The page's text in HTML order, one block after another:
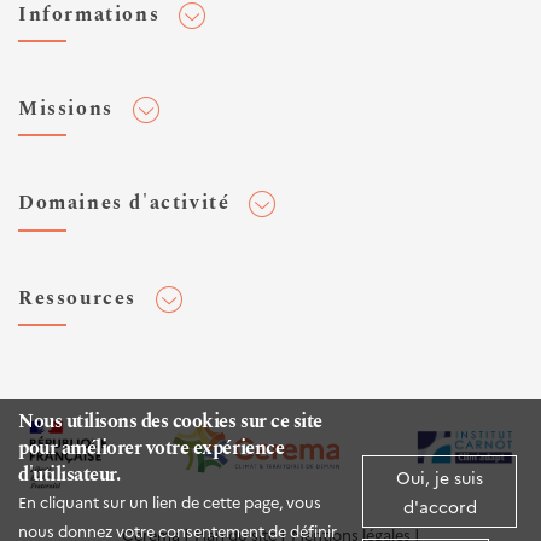
Nous utilisons des cookies sur ce site
pour améliorer votre expérience
d'utilisateur.
En cliquant sur un lien de cette page, vous
nous donnez votre consentement de définir
Oui, je suis
d'accord
Informations
Flux RSS
Veilles et newsletters
Expertises Territoires
Espace presse
Missions
Normalisation
Domaines d'activité
Infrastructures de transport
Environnement et risques
Mer et littoral
Ressources
Rapports d'étude
Publications HAL
Documentation routière (DTRF)
Logiciels & appsCerema Plan du site Mentions légales